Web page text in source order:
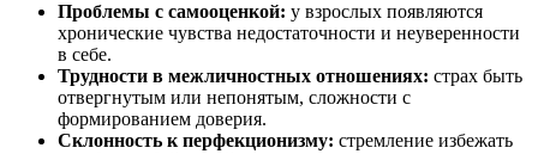
Проблемы с самооценкой: у взрослых появляются
хронические чувства недостаточности и неуверенности
в себе.
Трудности в межличностных отношениях: страх быть
отвергнутым или непонятым, сложности с
формированием доверия.
Склонность к перфекционизму: стремление избежать